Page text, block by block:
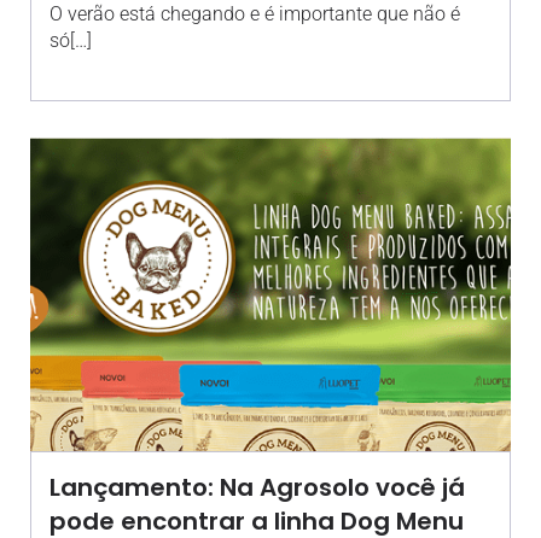
O verão está chegando e é importante que não é
só[…]
Lançamento: Na Agrosolo você já
pode encontrar a linha Dog Menu